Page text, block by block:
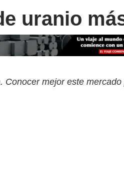
uranio
mejor este